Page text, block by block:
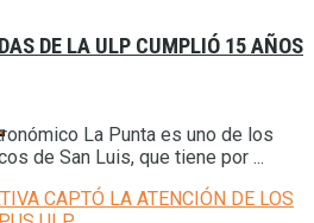
DE LA ULP CUMPLIÓ 15 AÑOS
La Punta es uno de los
de San Luis, que tiene por ...